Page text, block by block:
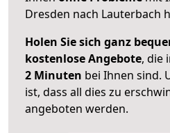
Dresden nach Lauterbach
Holen Sie sich ganz
kostenlose Angebote, die
2 Minuten bei Ihnen sind.
ist, dass all dies zu
angeboten werden.